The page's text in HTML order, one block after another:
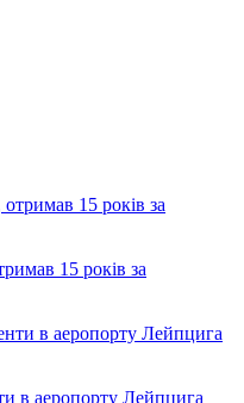
15 років за
в аеропорту Лейпцига